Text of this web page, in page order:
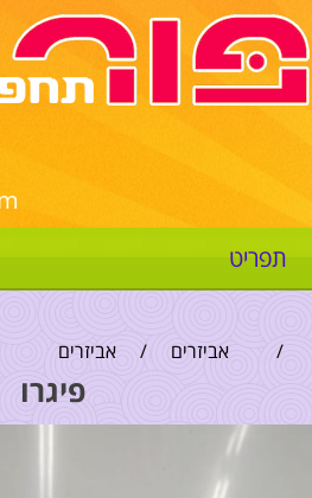
תפריט
/ אביזרים / אביזרים
פיגרו